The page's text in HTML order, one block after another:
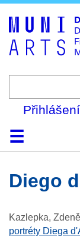
Přihlášení
DomůKolekce O
Diego
Kazlepka,
portréty Diega